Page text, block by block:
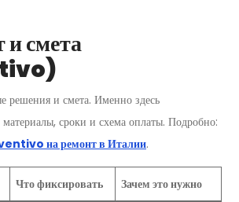
смета
решения и смета. Именно здесь
сроки и схема оплаты. Подробно:
на ремонт в Италии.
Что фиксировать Зачем это нужно